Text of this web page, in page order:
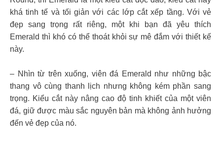
khá tinh tế và tối giản với các lớp cắt xếp tầng. Với vẻ
đẹp sang trọng rất riêng, một khi bạn đã yêu thích
Emerald thì khó có thể thoát khỏi sự mê đắm với thiết kế
này.
– Nhìn từ trên xuống, viên đá Emerald như những bậc
thang vô cùng thanh lịch nhưng không kém phần sang
trọng. Kiểu cắt này nâng cao độ tinh khiết của một viên
đá, giữ được màu sắc nguyên bản mà không ảnh hưởng
đến vẻ đẹp của nó.